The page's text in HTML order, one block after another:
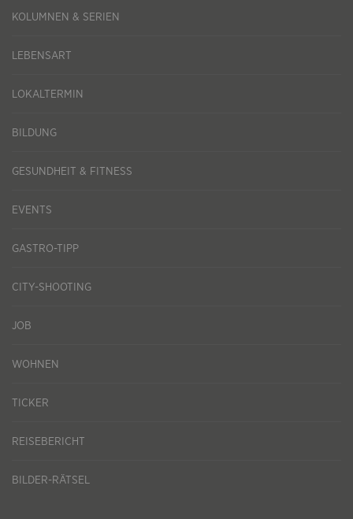
KOLUMNEN & SERIEN
LEBENSART
LOKALTERMIN
BILDUNG
GESUNDHEIT & FITNESS
EVENTS
GASTRO-TIPP
CITY-SHOOTING
JOB
WOHNEN
TICKER
REISEBERICHT
BILDER-RÄTSEL